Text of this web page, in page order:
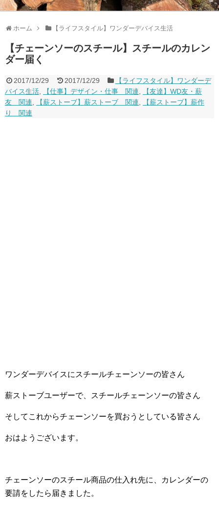
ホーム 【ライフスタイル】ワンダーデバイス生活
【チェーンソーのスチール】スチールのカレン
ダー届く
2017/12/29 2017/12/29
【ライフスタイル】ワンダーデ
バイス生活
【仕事】デザイン・仕事 関連
【友達】WD友・薪
友 関連
【薪ストーブ】薪ストーブ 関連
【薪ストーブ】薪作
り 関連
ワンダーデバイスにスチールチェーンソーの皆さん
薪ストーブユーザーで、スチールチェーンソーの皆さん
そしてこれからチェーンソーを買おうとしている皆さん
おはようございます。
チェーンソーのスチール商品の仕入れ先に、カレンダーの
要請をしたら届きました。